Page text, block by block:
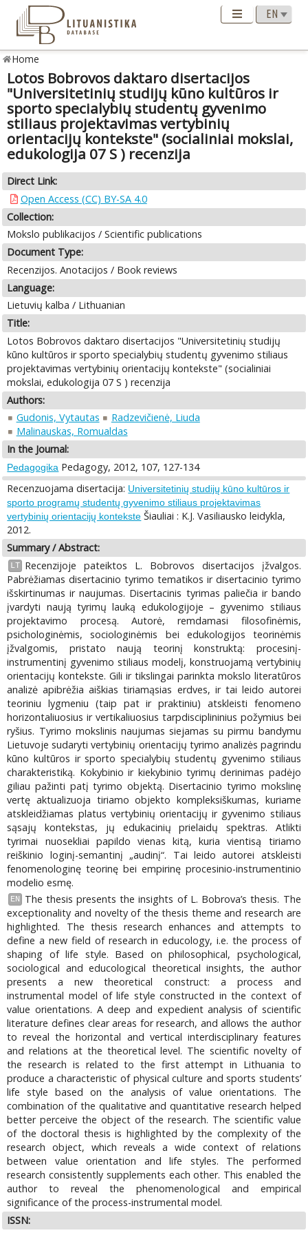
Home
Lotos Bobrovos daktaro disertacijos
"Universitetinių studijų kūno kultūros ir
sporto specialybių studentų gyvenimo
stiliaus projektavimas vertybinių
orientacijų kontekste" (socialiniai mokslai,
edukologija 07 S ) recenzija
Direct Link:
Open Access (CC) BY-SA 4.0
Collection:
Mokslo publikacijos / Scientific publications
Document Type:
Recenzijos. Anotacijos / Book reviews
Language:
Lietuvių kalba / Lithuanian
Title:
Lotos Bobrovos daktaro disertacijos "Universitetinių studijų
kūno kultūros ir sporto specialybių studentų gyvenimo stiliaus
projektavimas vertybinių orientacijų kontekste" (socialiniai
mokslai, edukologija 07 S ) recenzija
Authors:
Gudonis, Vytautas
Radzevičienė, Liuda
Malinauskas, Romualdas
In the Journal:
Pedagogika Pedagogy, 2012, 107, 127-134
Recenzuojama disertacija: Universitetinių studijų kūno kultūros ir
sporto programų studentų gyvenimo stiliaus projektavimas
vertybinių orientacijų kontekste Šiauliai : K.J. Vasiliausko leidykla,
2012.
Summary / Abstract:
LT
Recenzijoje pateiktos L. Bobrovos disertacijos įžvalgos.
Pabrėžiamas disertacinio tyrimo tematikos ir disertacinio tyrimo
išskirtinumas ir naujumas. Disertacinis tyrimas paliečia ir bando
įvardyti naują tyrimų lauką edukologijoje – gyvenimo stiliaus
projektavimo procesą. Autorė, remdamasi filosofinėmis,
psichologinėmis, sociologinėmis bei edukologijos teorinėmis
įžvalgomis, pristato naują teorinį konstruktą: procesinį-
instrumentinį gyvenimo stiliaus modelį, konstruojamą vertybinių
orientacijų kontekste. Gili ir tikslingai parinkta mokslo literatūros
analizė apibrėžia aiškias tiriamąsias erdves, ir tai leido autorei
teoriniu lygmeniu (taip pat ir praktiniu) atskleisti fenomeno
horizontaliuosius ir vertikaliuosius tarpdisciplininius požymius bei
ryšius. Tyrimo mokslinis naujumas siejamas su pirmu bandymu
Lietuvoje sudaryti vertybinių orientacijų tyrimo analizės pagrindu
kūno kultūros ir sporto specialybių studentų gyvenimo stiliaus
charakteristiką. Kokybinio ir kiekybinio tyrimų derinimas padėjo
giliau pažinti patį tyrimo objektą. Disertacinio tyrimo mokslinę
vertę aktualizuoja tiriamo objekto kompleksiškumas, kuriame
atskleidžiamas platus vertybinių orientacijų ir gyvenimo stiliaus
sąsajų kontekstas, jų edukacinių prielaidų spektras. Atlikti
tyrimai nuosekliai papildo vienas kitą, kuria vientisą tiriamo
reiškinio loginį-semantinį „audinį“. Tai leido autorei atskleisti
fenomenologinę teorinę bei empirinę procesinio-instrumentinio
modelio esmę.
EN
The thesis presents the insights of L. Bobrova’s thesis. The
exceptionality and novelty of the thesis theme and research are
highlighted. The thesis research enhances and attempts to
define a new field of research in educology, i.e. the process of
shaping of life style. Based on philosophical, psychological,
sociological and educological theoretical insights, the author
presents a new theoretical construct: a process and
instrumental model of life style constructed in the context of
value orientations. A deep and expedient analysis of scientific
literature defines clear areas for research, and allows the author
to reveal the horizontal and vertical interdisciplinary features
and relations at the theoretical level. The scientific novelty of
the research is related to the first attempt in Lithuania to
produce a characteristic of physical culture and sports students’
life style based on the analysis of value orientations. The
combination of the qualitative and quantitative research helped
better perceive the object of the research. The scientific value
of the doctoral thesis is highlighted by the complexity of the
research object, which reveals a wide context of relations
between value orientation and life styles. The performed
research consistently supplements each other. This enabled the
author to reveal the phenomenological and empirical
significance of the process-instrumental model.
ISSN: